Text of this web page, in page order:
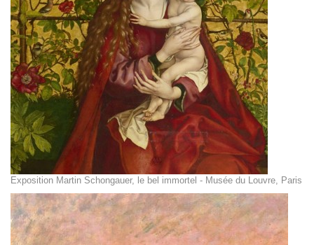
Exposition Martin Schongauer, le bel immortel - Musée du Louvre, Paris